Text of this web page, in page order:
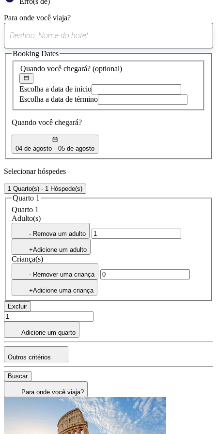
Para onde você viaja?
sugestão
encontrada
Quando você chegará? (optional)
Escolha a data de início
Escolha a data de término
Quando você chegará?
04 de agosto 05 de agosto
Booking Dates
Selecionar hóspedes
1 Quarto(s) - 1 Hóspede(s)
Quarto 1
Quarto 1
Adulto(s)
- Remova um adulto
+Adicione um adulto
Criança(s)
- Remover uma criança
+Adicione uma criança
Excluir
Adicione um quarto
Outros critérios
Buscar
Para onde você viaja?